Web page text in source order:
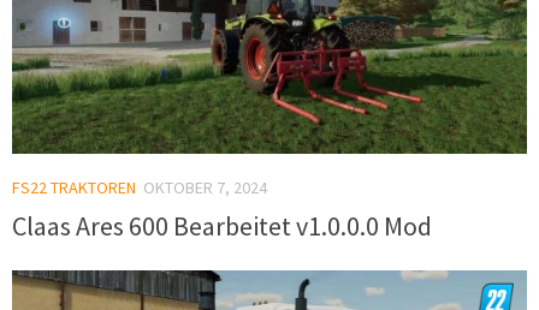
FS22 TRAKTOREN OKTOBER 7, 2024
Claas Ares 600 Bearbeitet v1.0.0.0 Mod